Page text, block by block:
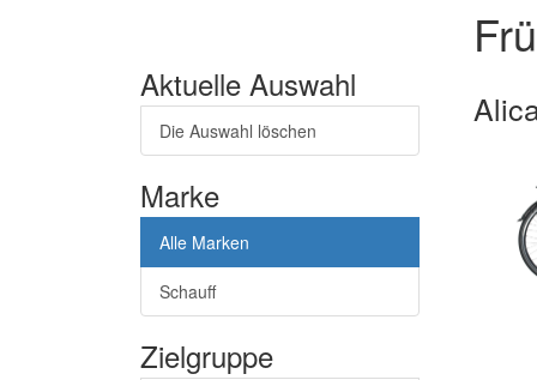
Aktuelle Auswahl
Die Auswahl löschen
Marke
Alle Marken
Schauff
Zielgruppe